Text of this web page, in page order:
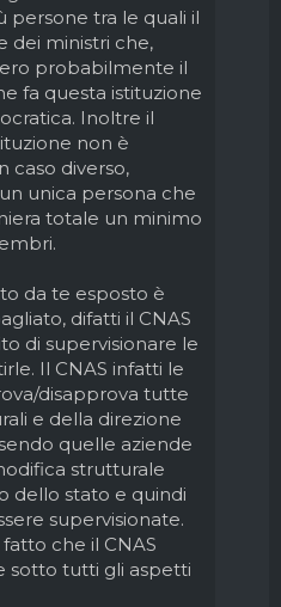
persone tra le quali il
dei ministri che,
probabilmente il
fa questa istituzione
Inoltre il
non è
caso diverso,
unica persona che
totale un minimo
da te esposto è
difatti il CNAS
di supervisionare le
Il CNAS infatti le
disapprova tutte
e della direzione
quelle aziende
strutturale
dello stato e quindi
supervisionate.
che il CNAS
sotto tutti gli aspetti